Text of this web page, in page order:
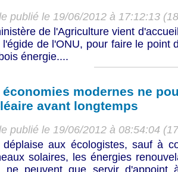
publié le 19/06/2012 à 17:12:13
de l'Agriculture vient
l'égide de l'ONU, pour faire le point
énergie....
économies modernes ne
avant longtemps
publié le 19/06/2012 à 08:54:04
déplaise aux écologistes, sauf à
solaires, les énergies
ne peuvent que servir d'appoint